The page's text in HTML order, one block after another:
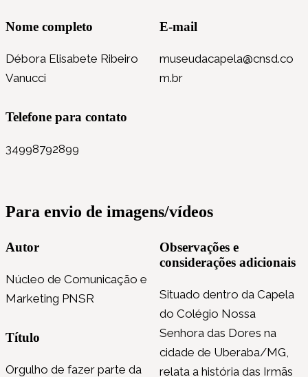
Nome completo
Débora Elisabete Ribeiro
Vanucci
Telefone para contato
34998792899
E-mail
museudacapela@cnsd.co
m.br
Para envio de imagens/vídeos
Autor
Núcleo de Comunicação e
Marketing PNSR
Título
Orgulho de fazer parte da
Observações e
considerações adicionais
Situado dentro da Capela
do Colégio Nossa
Senhora das Dores na
cidade de Uberaba/MG,
relata a história das Irmãs